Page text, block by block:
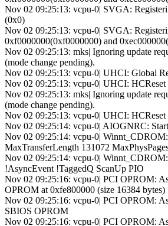
Nov 02 09:25:13: vcpu-0| SVGA:
(0x0)
Nov 02 09:25:13: vcpu-0| SVGA:
0xf0000000(0xf0000000) and
Nov 02 09:25:13: mks| Ignoring update
(mode change pending).
Nov 02 09:25:13: vcpu-0| UHCI: Global
Nov 02 09:25:13: vcpu-0| UHCI: HCReset
Nov 02 09:25:13: mks| Ignoring update
(mode change pending).
Nov 02 09:25:13: vcpu-0| UHCI: HCReset
Nov 02 09:25:14: vcpu-0| AIOGNRC:
Nov 02 09:25:14: vcpu-0|
MaxTransferLength 131072
Nov 02 09:25:14: vcpu-0|
!AsyncEvent !TaggedQ ScanUp PIO
Nov 02 09:25:16: vcpu-0| PCI OPROM:
OPROM at 0xfe800000 (size 16384 bytes)
Nov 02 09:25:16: vcpu-0| PCI OPROM:
SBIOS OPROM
Nov 02 09:25:16: vcpu-0| PCI OPROM: